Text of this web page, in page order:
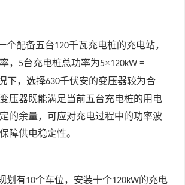
个配备五台120千瓦充电桩的充电站，
， 5台充电桩总功率为5×120kW =
下，选择630千伏安的变压器较为合
压器既能满足当前五台充电桩的用电
的余量，可应对充电过程中的功率波
障供电稳定性。
划有10个车位，安装十个120kW的充电